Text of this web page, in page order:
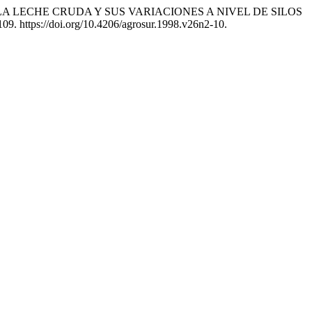
LECHE CRUDA Y SUS VARIACIONES A NIVEL DE SILOS
https://doi.org/10.4206/agrosur.1998.v26n2-10.